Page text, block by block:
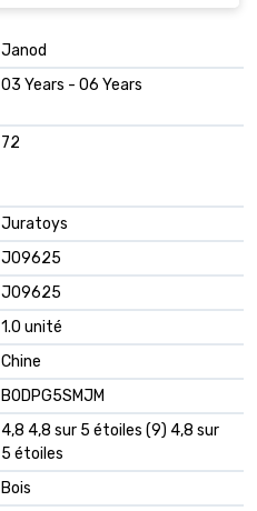
Janod
03 Years - 06 Years
72
Juratoys
J09625
J09625
1.0 unité
Chine
B0DPG5SMJM
4,8 4,8 sur 5 étoiles (9) 4,8 sur
5 étoiles
Bois